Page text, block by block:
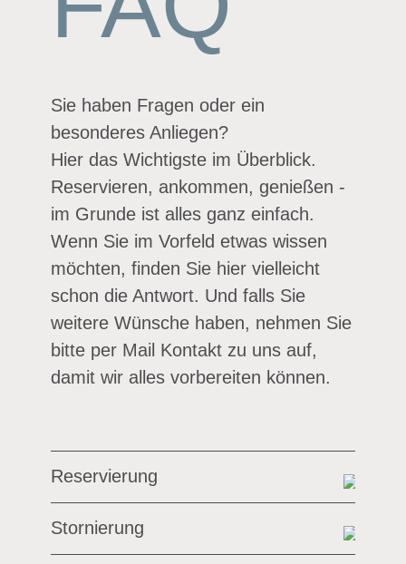
Sie haben Fragen oder ein
besonderes Anliegen?
Hier das Wichtigste im Überblick.
Reservieren, ankommen, genießen -
im Grunde ist alles ganz einfach.
Wenn Sie im Vorfeld etwas wissen
möchten, finden Sie hier vielleicht
schon die Antwort. Und falls Sie
weitere Wünsche haben, nehmen Sie
bitte per Mail Kontakt zu uns auf,
damit wir alles vorbereiten können.
Reservierung
Stornierung